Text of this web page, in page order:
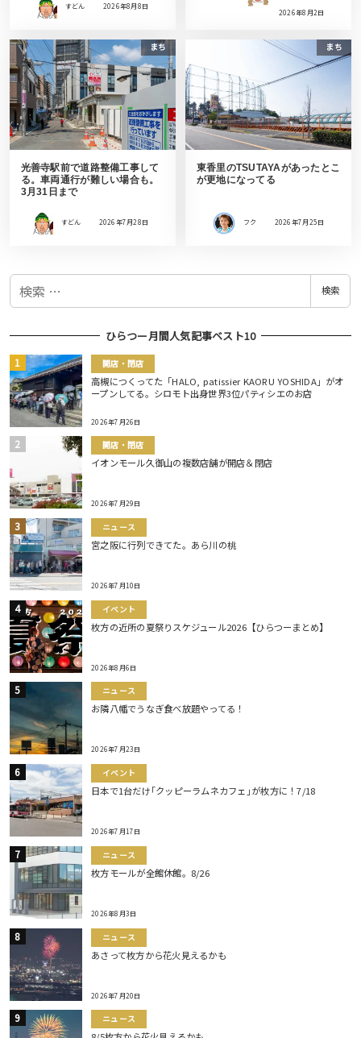
すどん 2026年8月8日
2026年8月2日
まち
光善寺駅前で道路整備工事して
る。車両通行が難しい場合も。
3月31日まで
すどん 2026年7月28日
まち
東香里のTSUTAYAがあったとこ
が更地になってる
フク 2026年7月25日
検
検索
ひらつー月間人気記事ベスト10
開店・閉店
高槻につくってた「HALO, patissier KAORU YOSHIDA」がオ
ープンしてる。シロモト出身世界3位パティシエのお店
2026年7月26日
開店・閉店
イオンモール久御山の複数店舗が開店＆閉店
2026年7月29日
ニュース
宮之阪に行列できてた。あら川の桃
2026年7月10日
イベント
枚方の近所の夏祭りスケジュール2026【ひらつーまとめ】
2026年8月6日
ニュース
お隣八幡でうなぎ食べ放題やってる！
2026年7月23日
イベント
日本で1台だけ｢クッピーラムネカフェ｣が枚方に！7/18
2026年7月17日
ニュース
枚方モールが全館休館。8/26
2026年8月3日
ニュース
あさって枚方から花火見えるかも
2026年7月20日
ニュース